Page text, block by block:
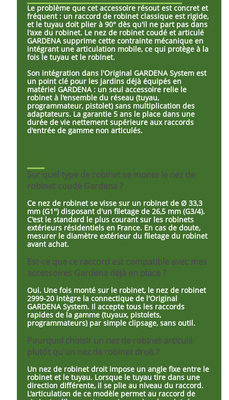
Le problème que cet accessoire résout est concret et
fréquent : un raccord de robinet classique est rigide,
et le tuyau doit plier à 90° dès qu'il ne part pas dans
l'axe du robinet. Le nez de robinet coudé et articulé
GARDENA supprime cette contrainte mécanique en
intégrant une articulation mobile, ce qui protège à la
fois le tuyau et le robinet.
Son intégration dans l'Original GARDENA System est
un point clé pour les jardins déjà équipés en
matériel GARDENA : un seul accessoire relie le
robinet à l'ensemble du réseau (tuyau,
programmateur, pistolet) sans multiplication des
adaptateurs. La garantie 5 ans le place dans une
durée de vie nettement supérieure aux raccords
d'entrée de gamme non articulés.
Sur quel type de robinet se monte le nez de
robinet coudé Gardena ?
Ce nez de robinet se visse sur un robinet de Ø 33,3
mm (G1'') disposant d'un filetage de 26,5 mm (G3/4).
C'est le standard le plus courant sur les robinets
extérieurs résidentiels en France. En cas de doute,
mesurer le diamètre extérieur du filetage du robinet
avant achat.
Est-ce que ce raccord est compatible avec mes
accessoires Gardena déjà en place ?
Oui. Une fois monté sur le robinet, le nez de robinet
2999-20 intègre la connectique de l'Original
GARDENA System. Il accepte tous les raccords
rapides de la gamme (tuyaux, pistolets,
programmateurs) par simple clipsage, sans outil.
Pourquoi choisir un nez de robinet articulé
plutôt qu'un nez de robinet droit ?
Un nez de robinet droit impose un angle fixe entre le
robinet et le tuyau. Lorsque le tuyau tire dans une
direction différente, il se plie au niveau du raccord.
L'articulation de ce modèle permet au raccord de